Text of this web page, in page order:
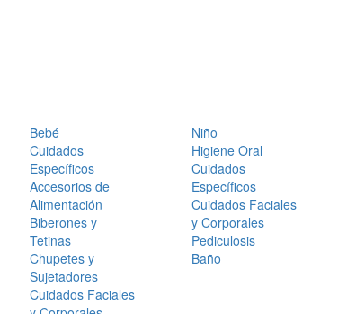
Bebé
Cuidados
Específicos
Accesorios de
Alimentación
Biberones y
Tetinas
Chupetes y
Sujetadores
Cuidados Faciales
Niño
Higiene Oral
Cuidados
Específicos
Cuidados Faciales
y Corporales
Pediculosis
Baño